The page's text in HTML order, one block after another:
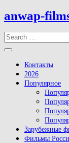
Skip
to
content
anwap-
Open
Button
Контакты
2026
Популярное
Зарубежные
Фильмы